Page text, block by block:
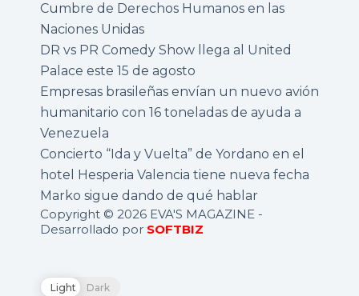
Cumbre de Derechos Humanos en las
Naciones Unidas
DR vs PR Comedy Show llega al United
Palace este 15 de agosto
Empresas brasileñas envían un nuevo avión
humanitario con 16 toneladas de ayuda a
Venezuela
Concierto “Ida y Vuelta” de Yordano en el
hotel Hesperia Valencia tiene nueva fecha
Marko sigue dando de qué hablar
Copyright © 2026 EVA'S MAGAZINE -
Desarrollado por SOFTBIZ
Light Dark